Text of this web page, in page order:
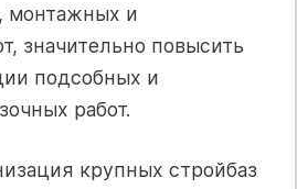
монтажных и
значительно повысить
подсобных и
работ.
крупных стройбаз